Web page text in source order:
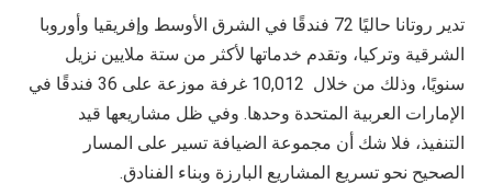
تدير روتانا حاليًا 72 فندقًا في الشرق الأوسط وإفريقيا وأوروبا
الشرقية وتركيا، وتقدم خدماتها لأكثر من ستة ملايين نزيل
سنويًا، وذلك من خلال 10,012
غرفة موزعة على 36 فندقًا في
الإمارات العربية المتحدة وحدها. وفي ظل مشاريعها قيد
التنفيذ، فلا شك أن مجموعة الضيافة تسير على المسار
الصحيح نحو تسريع المشاريع البارزة وبناء الفنادق.